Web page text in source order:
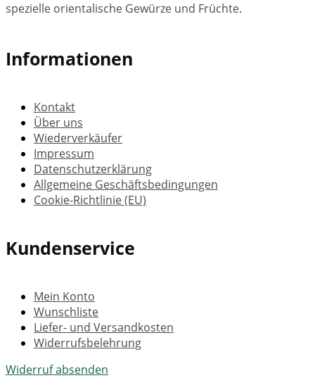
spezielle orientalische Gewürze und Früchte.
Informationen
Kontakt
Über uns
Wiederverkäufer
Impressum
Datenschutzerklärung
Allgemeine Geschäftsbedingungen
Cookie-Richtlinie (EU)
Kundenservice
Mein Konto
Wunschliste
Liefer- und Versandkosten
Widerrufsbelehrung
Widerruf absenden